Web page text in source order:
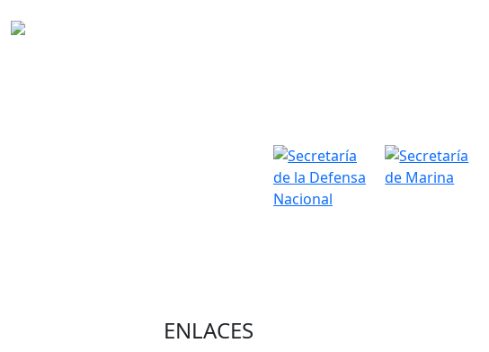
ENLACES